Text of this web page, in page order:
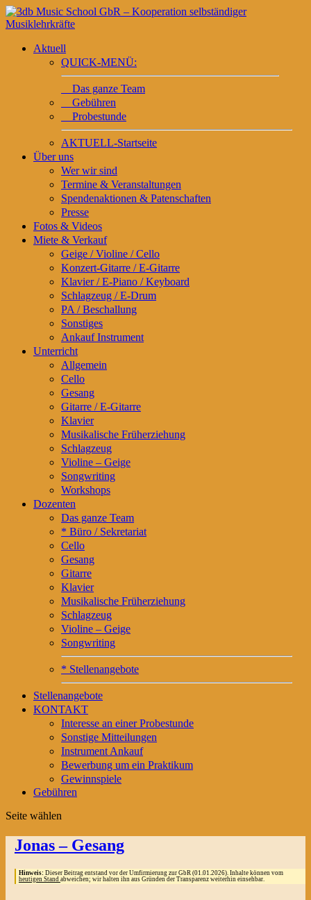
Aktuell
QUICK-MENÜ:
Das ganze Team
Gebühren
Probestunde
AKTUELL-Startseite
Über uns
Wer wir sind
Termine & Veranstaltungen
Spendenaktionen & Patenschaften
Presse
Fotos & Videos
Miete & Verkauf
Geige / Violine / Cello
Konzert-Gitarre / E-Gitarre
Klavier / E-Piano / Keyboard
Schlagzeug / E-Drum
PA / Beschallung
Sonstiges
Ankauf Instrument
Unterricht
Allgemein
Cello
Gesang
Gitarre / E-Gitarre
Klavier
Musikalische Früherziehung
Schlagzeug
Violine – Geige
Songwriting
Workshops
Dozenten
Das ganze Team
* Büro / Sekretariat
Cello
Gesang
Gitarre
Klavier
Musikalische Früherziehung
Schlagzeug
Violine – Geige
Songwriting
* Stellenangebote
Stellenangebote
KONTAKT
Interesse an einer Probestunde
Sonstige Mitteilungen
Instrument Ankauf
Bewerbung um ein Praktikum
Gewinnspiele
Gebühren
Seite wählen
Jonas – Gesang
Hinweis: Dieser Beitrag entstand vor der Umfirmierung zur GbR (01.01.2026). Inhalte können vom
heutigen Stand abweichen; wir halten ihn aus Gründen der Transparenz weiterhin einsehbar.